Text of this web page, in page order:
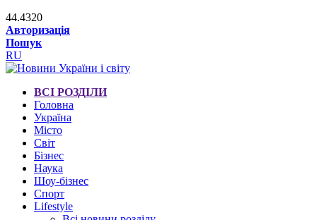
44.4320
Авторизація
Пошук
RU
ВСІ РОЗДІЛИ
Головна
Україна
Місто
Світ
Бізнес
Наука
Шоу-бізнес
Спорт
Lifestyle